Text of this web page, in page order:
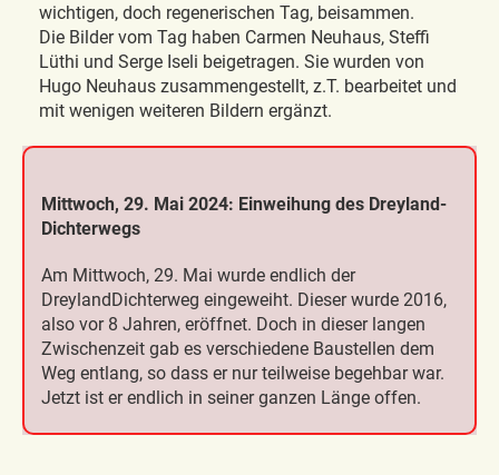
wichtigen, doch regenerischen Tag, beisammen.
Die Bilder vom Tag haben Carmen Neuhaus, Steffi
Lüthi und Serge Iseli beigetragen. Sie wurden von
Hugo Neuhaus zusammengestellt, z.T. bearbeitet und
mit wenigen weiteren Bildern ergänzt.
Mittwoch, 29. Mai 2024: Einweihung des Dreyland-
Dichterwegs
Am Mittwoch, 29. Mai wurde endlich der
DreylandDichterweg eingeweiht. Dieser wurde 2016,
also vor 8 Jahren, eröffnet. Doch in dieser langen
Zwischenzeit gab es verschiedene Baustellen dem
Weg entlang, so dass er nur teilweise begehbar war.
Jetzt ist er endlich in seiner ganzen Länge offen.